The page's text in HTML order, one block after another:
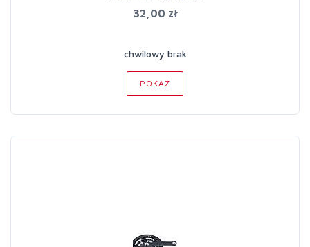
32,00 zł
chwilowy brak
POKAŻ